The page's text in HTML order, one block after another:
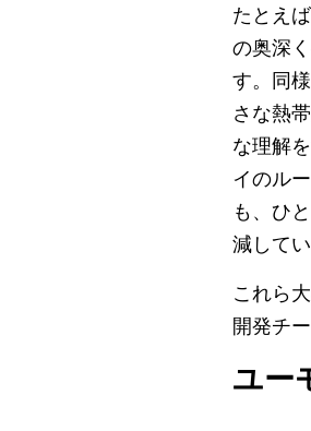
たとえ
の奥深
す。同
さな熱
な理解
イのル
も、ひ
減してい
これら
開発チ
ユー